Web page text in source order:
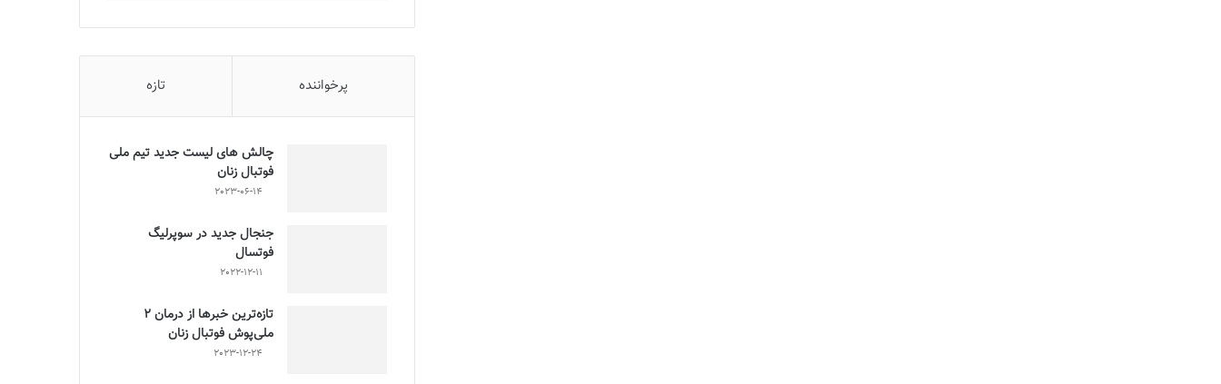
پرخواننده تازه
چالش هاى ليست جدید تيم ملى
فوتبال زنان
2023-06-14
جنجال جدید در سوپرلیگ
فوتسال
2022-12-11
تازه‌ترین خبرها از درمان ۲
ملی‌پوش فوتبال زنان
2023-12-24